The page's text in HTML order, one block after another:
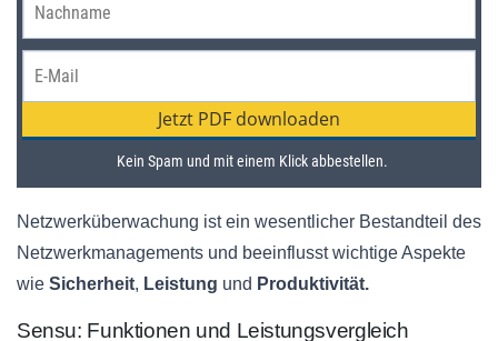
Netzwerküberwachung ist ein wesentlicher Bestandteil des
Netzwerkmanagements und beeinflusst wichtige Aspekte
wie Sicherheit, Leistung und Produktivität.
Sensu: Funktionen und Leistungsvergleich